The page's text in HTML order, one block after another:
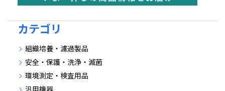
カテゴリ
組織培養・濾過製品
安全・保護・洗浄・滅菌
環境測定・検査用品
汎用機器